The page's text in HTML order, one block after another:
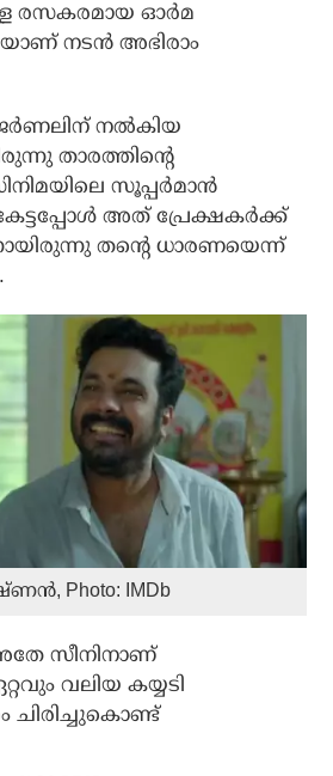
രസകരമായ ഓർമ
നടൻ അഭിരാം
നൽകിയ
താരത്തിന്റെ
സൂപ്പർമാൻ
അത് പ്രേക്ഷകർക്ക്
തന്റെ ധാരണയെന്ന്
Photo: IMDb
സീനിനാണ്
വലിയ കയ്യടി
ചിരിച്ചുകൊണ്ട്